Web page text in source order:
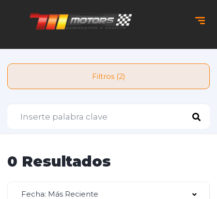
Filtros (2)
0 Resultados
Fecha: Más Reciente